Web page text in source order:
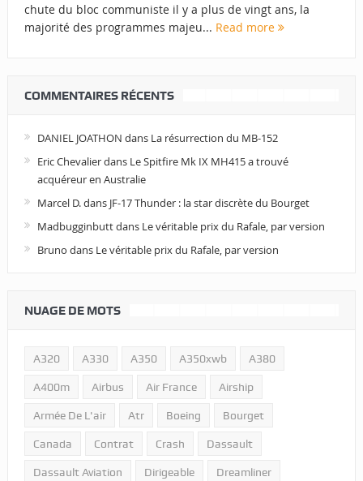
chute du bloc communiste il y a plus de vingt ans, la
majorité des programmes majeu... Read more
COMMENTAIRES RÉCENTS
DANIEL JOATHON dans La résurrection du MB-152
Eric Chevalierdans Le Spitfire Mk IX MH415 a trouvé
acquéreur en Australie
Marcel D.dans JF-17 Thunder : la star discrète du Bourget
Madbugginbuttdans Le véritable prix du Rafale, par version
Bruno dans Le véritable prix du Rafale, par version
NUAGE DE MOTS
A320 A330 A350 A350xwb A380
A400m Airbus Air France Airship
Armée De L'air Atr Boeing Bourget
Canada Contrat Crash Dassault
Dassault Aviation Dirigeable Dreamliner